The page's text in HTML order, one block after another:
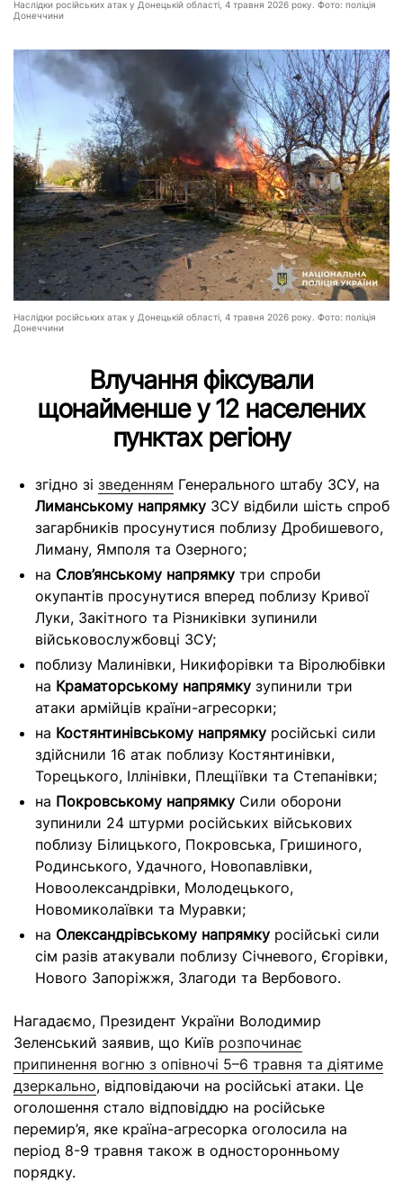
Наслідки російських атак у Донецькій області, 4 травня 2026 року. Фото: поліція
Донеччини
Наслідки російських атак у Донецькій області, 4 травня 2026 року. Фото: поліція
Донеччини
Влучання фіксували
щонайменше у 12 населених
пунктах регіону
згідно зі зведенням Генерального штабу ЗСУ, на
Лиманському напрямку ЗСУ відбили шість спроб
загарбників просунутися поблизу Дробишевого,
Лиману, Ямполя та Озерного;
на Слов’янському напрямку три спроби
окупантів просунутися вперед поблизу Кривої
Луки, Закітного та Різниківки зупинили
військовослужбовці ЗСУ;
поблизу Малинівки, Никифорівки та Віролюбівки
на Краматорському напрямку зупинили три
атаки армійців країни-агресорки;
на Костянтинівському напрямку російські сили
здійснили 16 атак поблизу Костянтинівки,
Торецького, Іллінівки, Плещіївки та Степанівки;
на Покровському напрямку Сили оборони
зупинили 24 штурми російських військових
поблизу Білицького, Покровська, Гришиного,
Родинського, Удачного, Новопавлівки,
Новоолександрівки, Молодецького,
Новомиколаївки та Муравки;
на Олександрівському напрямку російські сили
сім разів атакували поблизу Січневого, Єгорівки,
Нового Запоріжжя, Злагоди та Вербового.
Нагадаємо, Президент України Володимир
Зеленський заявив, що Київ розпочинає
припинення вогню з опівночі 5–6 травня та діятиме
дзеркально, відповідаючи на російські атаки. Це
оголошення стало відповіддю на російське
перемир’я, яке країна-агресорка оголосила на
період 8-9 травня також в односторонньому
порядку.